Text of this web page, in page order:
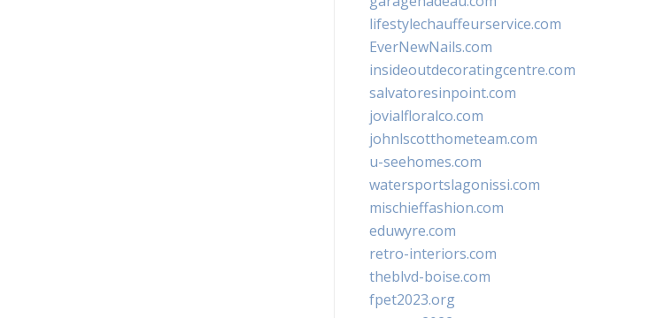
lifestylechauffeurservice.com
EverNewNails.com
insideoutdecoratingcentre.com
salvatoresinpoint.com
jovialfloralco.com
johnlscotthometeam.com
u-seehomes.com
watersportslagonissi.com
mischieffashion.com
eduwyre.com
retro-interiors.com
theblvd-boise.com
fpet2023.org